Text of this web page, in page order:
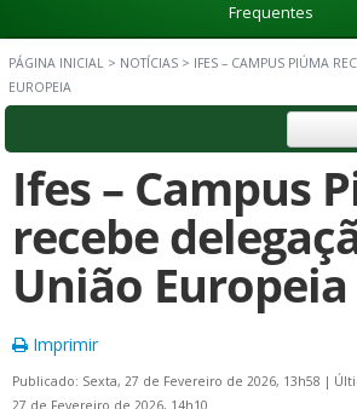
Frequentes
PÁGINA INICIAL > NOTÍCIAS > IFES – CAMPUS PIÚMA
EUROPEIA
Ifes – Campus
recebe
União Europeia
Imprimir
Publicado: Sexta, 27 de Fevereiro de 2026, 13h58 |
27 de Fevereiro de 2026, 14h10